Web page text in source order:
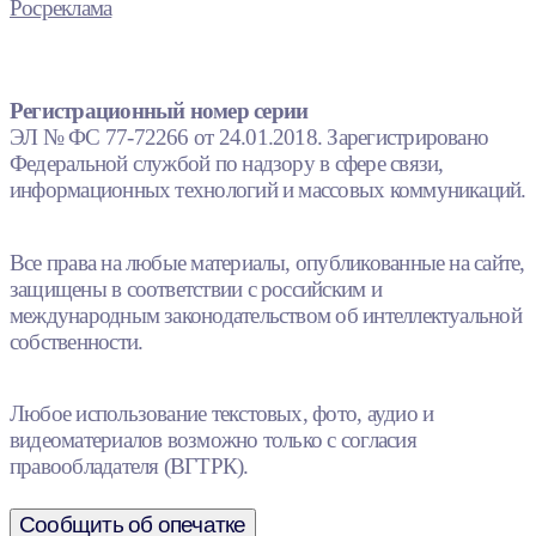
Росреклама
Регистрационный номер серии
ЭЛ № ФС 77-72266 от 24.01.2018. Зарегистрировано
Федеральной службой по надзору в сфере связи,
информационных технологий и массовых коммуникаций.
Все права на любые материалы, опубликованные на сайте,
защищены в соответствии с российским и
международным законодательством об интеллектуальной
собственности.
Любое использование текстовых, фото, аудио и
видеоматериалов возможно только с согласия
правообладателя (ВГТРК).
Сообщить об опечатке